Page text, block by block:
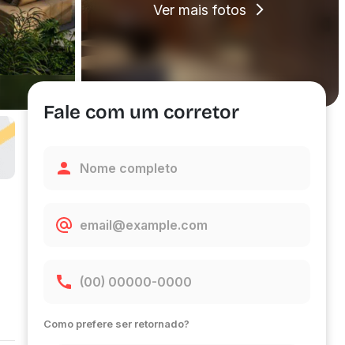
Ver mais fotos
Fale com um corretor
Como prefere ser retornado?